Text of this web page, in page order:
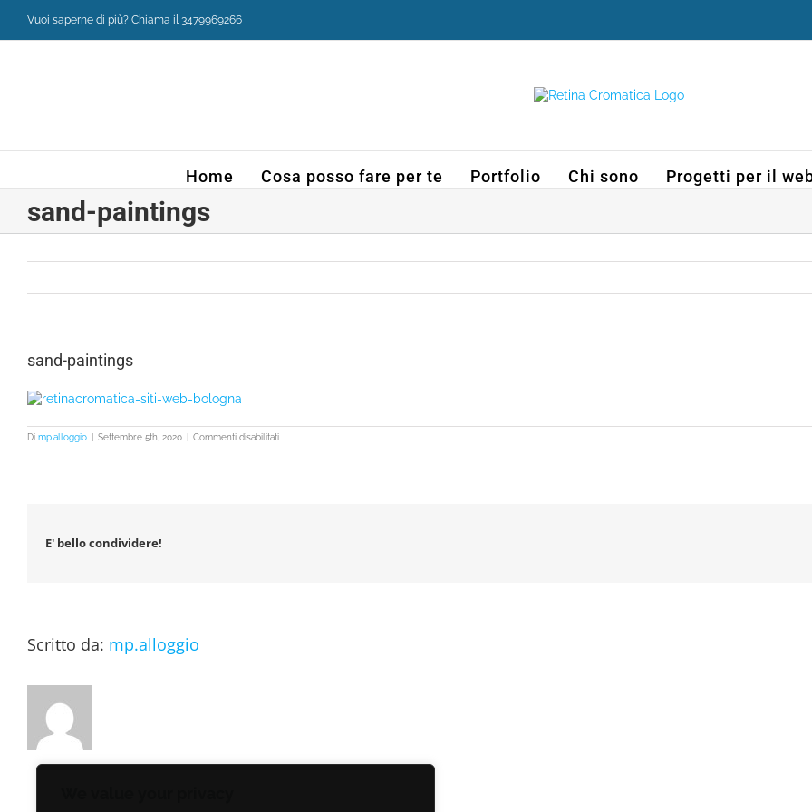
contenuto
Vuoi saperne di più? Chiama il 3479969266
Home Cosa posso fare per te Portfolio Chi sono Progetti per il
sand-paintings
sand-paintings
Di mp.alloggio Settembre 5th, 2020 Commenti disabilitatisu
sand-
E' bello condividere!
Scritto da: mp.alloggio